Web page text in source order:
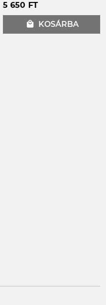
5 650 FT
local_mall KOSÁRBA